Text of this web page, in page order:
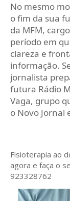
No mesmo
o fim da sua
da MFM,
período em
clareza e
informação.
jornalista
futura Rádio
Vaga, grupo
o Novo Jornal
Fisioterapia ao
agora e faça o
923328762